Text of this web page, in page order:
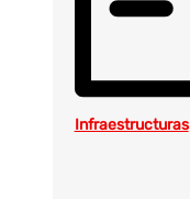
Infraestructuras